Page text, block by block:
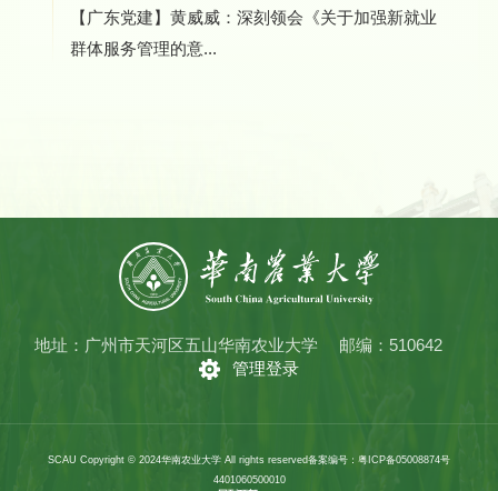
【广东党建】黄威威：深刻领会《关于加强新就业
群体服务管理的意...
地址：广州市天河区五山华南农业大学
邮编：510642
管理登录
SCAU Copyright © 2024华南农业大学 All rights reserved备案编号：粤ICP备05008874号
4401060500010